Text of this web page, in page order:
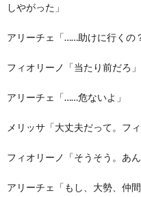
しやがった」
アリーチェ「……助けに行くの
フィオリーノ「当たり前だろ」
アリーチェ「……危ないよ」
メリッサ「大丈夫だって。フ
フィオリーノ「そうそう。あ
アリーチェ「もし、大勢、仲